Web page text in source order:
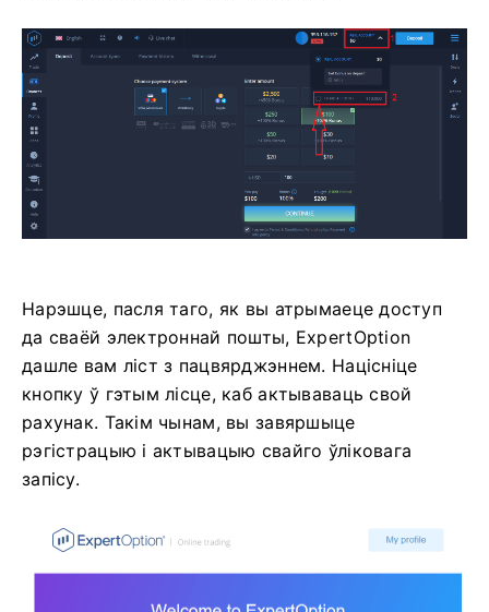
Нарэшце, пасля таго, як вы атрымаеце доступ
да сваёй электроннай пошты, ExpertOption
дашле вам ліст з пацвярджэннем. Націсніце
кнопку ў гэтым лісце, каб актываваць свой
рахунак. Такім чынам, вы завяршыце
рэгістрацыю і актывацыю свайго ўліковага
запісу.